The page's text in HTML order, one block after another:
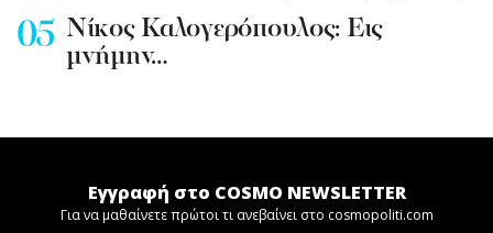
Νίκος Καλογερόπουλος: Εις
μνήμην…
Εγγραφή στο COSMO NEWSLETTER
Για να μαθαίνετε πρώτοι τι ανεβαίνει στο cosmopoliti.com